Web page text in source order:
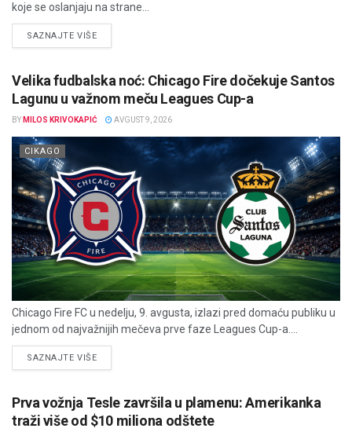
koje se oslanjaju na strane...
SAZNAJTE VIŠEDETAILS
Velika fudbalska noć: Chicago Fire dočekuje Santos
Lagunu u važnom meču Leagues Cup-a
BY MILOS KRIVOKAPIĆ AVGUST 9, 2026
CIKAGO
Chicago Fire FC u nedelju, 9. avgusta, izlazi pred domaću publiku u
jednom od najvažnijih mečeva prve faze Leagues Cup-a....
SAZNAJTE VIŠEDETAILS
Prva vožnja Tesle završila u plamenu: Amerikanka
traži više od $10 miliona odštete